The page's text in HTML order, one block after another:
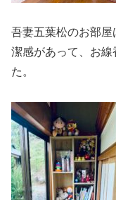
吾妻五葉松のお部
潔感があって、お
た。